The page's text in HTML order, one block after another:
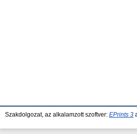
Szakdolgozat, az alkalamzott szoftver: EPrints 3